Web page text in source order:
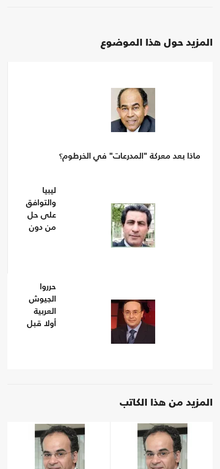
المزيد حول هذا الموضوع
ماذا بعد معركة "المدرعات" في الخرطوم؟
ليبيا
والتوافق
على حل
من دون
حرروا
الجيوش
العربية
أولا قبل
المزيد من هذا الكاتب